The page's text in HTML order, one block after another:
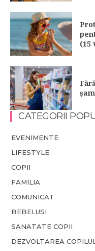
(15
CATEGORII
EVENIMENTE
LIFESTYLE
COPII
FAMILIA
COMUNICAT
BEBELUSI
SANATATE COPII
DEZVOLTAREA